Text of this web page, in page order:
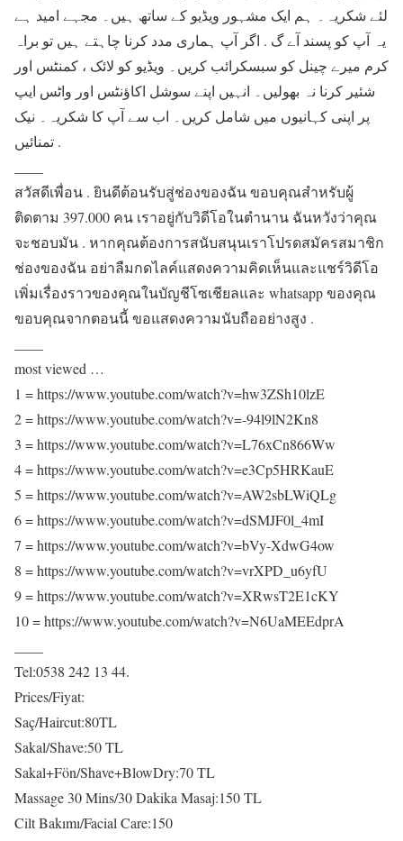
لئے شکریہ۔ ہم ایک مشہور ویڈیو کے ساتھ ہیں۔ مجہے امید ہے
یہ آپ کو پسند آے گ . اگر آپ ہماری مدد کرنا چاہتے ہیں تو براہ
کرم میرے چینل کو سبسکرائب کریں۔ ویڈیو کو لائک ، کمنٹس اور
شئیر کرنا نہ بھولیں۔ انہیں اپنے سوشل اکاؤنٹس اور واٹس ایپ
پر اپنی کہانیوں میں شامل کریں۔ اب سے آپ کا شکریہ۔ نیک
تمنائیں .
สวัสดีเพื่อน . ยินดีต้อนรับสู่ช่องของฉัน ขอบคุณสำหรับผู้
ติดตาม 397.000 คน เราอยู่กับวิดีโอในตำนาน ฉันหวังว่าคุณ
จะชอบมัน . หากคุณต้องการสนับสนุนเราโปรดสมัครสมาชิก
ช่องของฉัน อย่าลืมกดไลค์แสดงความคิดเห็นและแชร์วิดีโอ
เพิ่มเรื่องราวของคุณในบัญชีโซเชียลและ whatsapp ของคุณ
ขอบคุณจากตอนนี้ ขอแสดงความนับถืออย่างสูง .
most viewed …
1 = https://www.youtube.com/watch?v=hw3ZSh10lzE
2 = https://www.youtube.com/watch?v=-94l9lN2Kn8
3 = https://www.youtube.com/watch?v=L76xCn866Ww
4 = https://www.youtube.com/watch?v=e3Cp5HRKauE
5 = https://www.youtube.com/watch?v=AW2sbLWiQLg
6 = https://www.youtube.com/watch?v=dSMJF0l_4mI
7 = https://www.youtube.com/watch?v=bVy-XdwG4ow
8 = https://www.youtube.com/watch?v=vrXPD_u6yfU
9 = https://www.youtube.com/watch?v=XRwsT2E1cKY
10 = https://www.youtube.com/watch?v=N6UaMEEdprA
Tel:0538 242 13 44.
Prices/Fiyat:
Saç/Haircut:80TL
Sakal/Shave:50 TL
Sakal+Fön/Shave+BlowDry:70 TL
Massage 30 Mins/30 Dakika Masaj:150 TL
Cilt Bakımı/Facial Care:150